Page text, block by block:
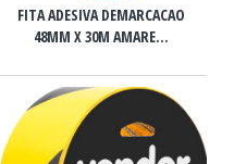
FITA ADESIVA DEMARCACAO
48MM X 30M AMARE...